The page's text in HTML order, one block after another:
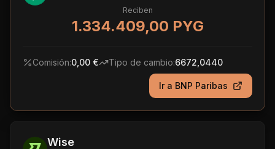
Reciben
1.334.409,00 PYG
Comisión:0,00 € Tipo de cambio:6672,0440
Ir a BNP Paribas
Wise